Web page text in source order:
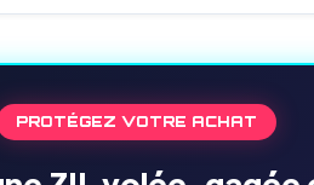
PROTÉGEZ VOTRE ACHAT